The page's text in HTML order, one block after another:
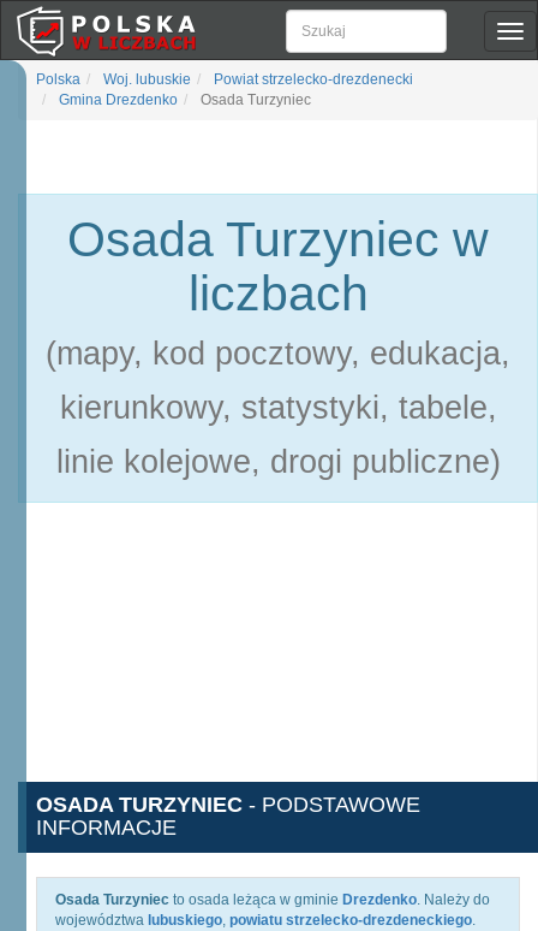
Polska Woj. lubuskie
Powiat strzelecko-drezdenecki
Gmina Drezdenko
Osada Turzyniec
Osada Turzyniec w
liczbach
(mapy, kod pocztowy, edukacja,
kierunkowy, statystyki, tabele,
linie kolejowe, drogi publiczne)
OSADA TURZYNIEC - PODSTAWOWE
INFORMACJE
Osada Turzyniec to osada leżąca w gminie Drezdenko. Należy do
województwa lubuskiego, powiatu strzelecko-drezdeneckiego.